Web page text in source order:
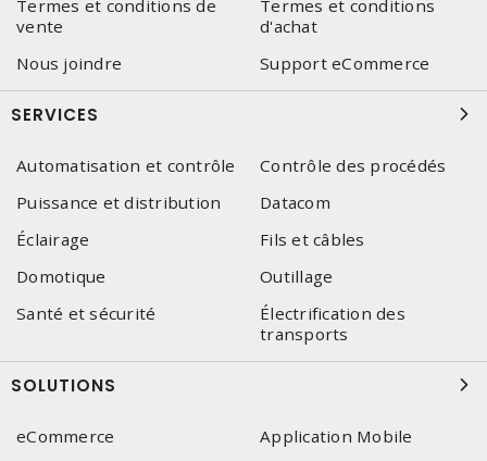
Termes et conditions de
vente
Termes et conditions
d'achat
Nous joindre
Support eCommerce
SERVICES
Automatisation et contrôle
Contrôle des procédés
Puissance et distribution
Datacom
Éclairage
Fils et câbles
Domotique
Outillage
Santé et sécurité
Électrification des
transports
SOLUTIONS
eCommerce
Application Mobile